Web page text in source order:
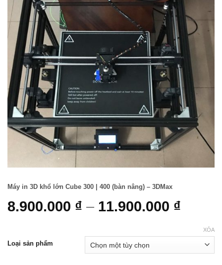
Máy in 3D khổ lớn Cube 300 | 400 (bàn nâng) – 3DMax
8.900.000 ₫ – 11.900.000 ₫
Loại sản phẩm
XÓA